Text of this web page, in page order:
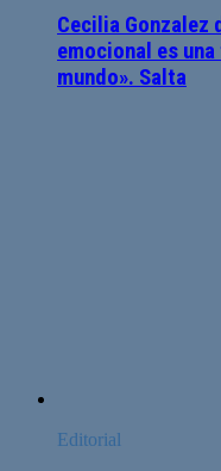
Cecilia Gonzalez
emocional es
mundo». Salta
Editorial